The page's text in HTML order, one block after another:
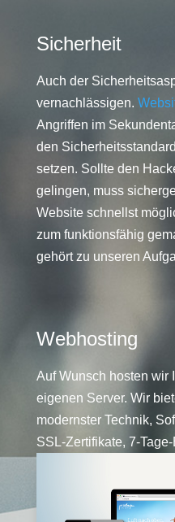
Sicherheit
Auch der
vernachlässigen.
Angriffen im
den
setzen. Sollte den
gelingen, muss
Website schnellst
zum funktionsfähig
gehört zu unseren
Webhosting
Auf Wunsch hosten wir
eigenen Server. Wir
modernster Technik,
SSL-Zertifikate, 7-